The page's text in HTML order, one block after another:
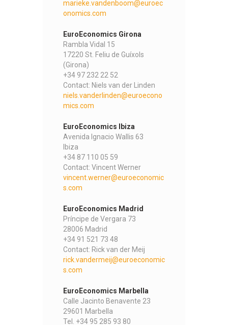
marieke.vandenboom@euroec
onomics.com
EuroEconomics Girona
Rambla Vidal 15
17220 St. Feliu de Guíxols
(Girona)
+34 97 232 22 52
Contact: Niels van der Linden
niels.vanderlinden@euroecono
mics.com
EuroEconomics Ibiza
Avenida Ignacio Wallis 63
Ibiza
+34 87 110 05 59
Contact: Vincent Werner
vincent.werner@euroeconomic
s.com
EuroEconomics Madrid
Príncipe de Vergara 73
28006 Madrid
+34 91 521 73 48
Contact: Rick van der Meij
rick.vandermeij@euroeconomic
s.com
EuroEconomics Marbella
Calle Jacinto Benavente 23
29601 Marbella
Tel. +34 95 285 93 80